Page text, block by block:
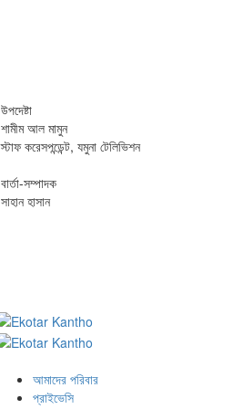
উপদেষ্টা
শামীম আল মামুন
স্টাফ করেসপন্ডেন্ট, যমুনা টেলিভিশন
বার্তা-সম্পাদক
সাহান হাসান
আমাদের পরিবার
প্রাইভেসি